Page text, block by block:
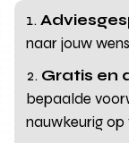
naar jouw
Gratis en
bepaalde
nauwkeurig op